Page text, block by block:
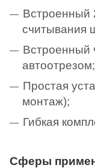
Встроенный
считывания
Встроенный
автоотрезом;
Простая
монтаж);
Гибкая
Сферы